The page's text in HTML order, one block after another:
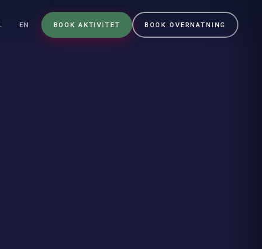
EN BOOK AKTIVITET BOOK OVERNATNING